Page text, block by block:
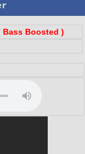
Boosted )